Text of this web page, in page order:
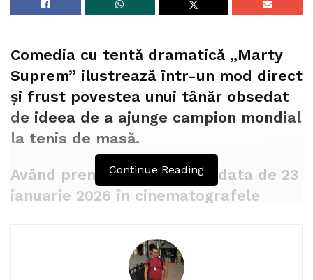
Comedia cu tentă dramatică „Marty
Suprem” ilustrează într-un mod direct
și frust povestea unui tânăr obsedat
de ideea de a ajunge campion mondial
la tenis de masă.
Având premiera încă de pe data de 23
ianuarie 2026 în cinematografele
ocazia să redescopere magia unei
povești despre lupta pentru visuri,
Continue Reading